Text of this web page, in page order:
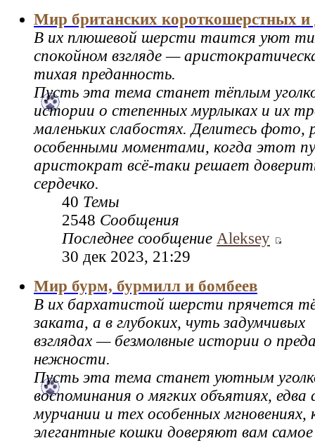
Мир британских короткошерстных
В их плюшевой шерсти таится уют
спокойном взгляде —
тихая преданность.
Пусть эта тема станет тёплым
истории о степенных мурлыках и их
маленьких слабостях. Делитесь фото,
особенными моментами, когда этот
аристократ всё-таки решает
сердечко.
40 Темы
2548 Сообщения
Последнее сообщение Aleksey
30 дек 2023, 21:29
Мир бурм, бурмилл и бомбеев
В их бархатистой шерсти прячется
заката, а в глубоких, чуть задумчивых
взглядах — безмолвные истории о
нежности.
Пусть эта тема станет уютным
воспоминания о мягких объятиях,
мурчании и тех особенных мгновениях,
элегантные кошки доверяют вам самое